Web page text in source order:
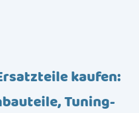
kaufen:
Tuning-